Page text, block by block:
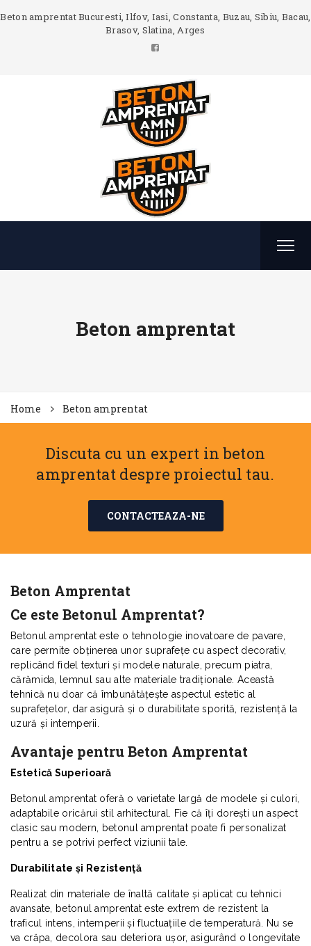
Beton amprentat Bucuresti, Ilfov, Iasi, Constanta, Buzau, Sibiu, Bacau,
Brasov, Slatina, Arges
Beton amprentat
Home Beton amprentat
Discuta cu un expert in beton
amprentat despre proiectul tau.
CONTACTEAZA-NE
Beton Amprentat
Ce este Betonul Amprentat?
Betonul amprentat este o tehnologie inovatoare de pavare,
care permite obținerea unor suprafețe cu aspect decorativ,
replicând fidel texturi și modele naturale, precum piatra,
cărămida, lemnul sau alte materiale tradiționale. Această
tehnică nu doar că îmbunătățește aspectul estetic al
suprafețelor, dar asigură și o durabilitate sporită, rezistență la
uzură și intemperii.
Avantaje pentru Beton Amprentat
Estetică Superioară
Betonul amprentat oferă o varietate largă de modele și culori,
adaptabile oricărui stil arhitectural. Fie că îți dorești un aspect
clasic sau modern, betonul amprentat poate fi personalizat
pentru a se potrivi perfect viziunii tale.
Durabilitate și Rezistență
Realizat din materiale de înaltă calitate și aplicat cu tehnici
avansate, betonul amprentat este extrem de rezistent la
traficul intens, intemperii și fluctuațiile de temperatură. Nu se
va crăpa, decolora sau deteriora ușor, asigurând o longevitate